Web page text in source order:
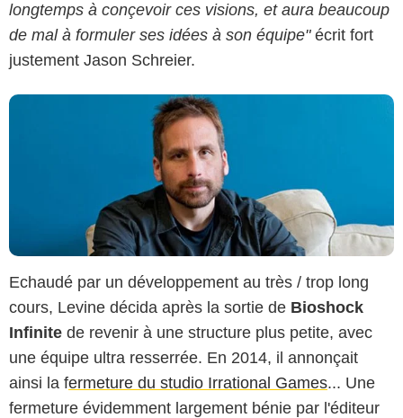
longtemps à conçevoir ces visions, et aura beaucoup
de mal à formuler ses idées à son équipe"écrit fort
justement Jason Schreier.
Echaudé par un développement au très / trop long
cours, Levine décida après la sortie de Bioshock
Infinite de revenir à une structure plus petite, avec
une équipe ultra resserrée. En 2014, il annonçait
ainsi la fermeture du studio Irrational Games... Une
fermeture évidemment largement bénie par l'éditeur